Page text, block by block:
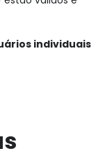
individuais